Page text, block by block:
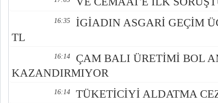
16:35
İGİADIN ASGARİ GEÇİM
TL
16:14
ÇAM BALI ÜRETİMİ BOL
KAZANDIRMIYOR
16:14 TÜKETİCİYİ ALDATMA